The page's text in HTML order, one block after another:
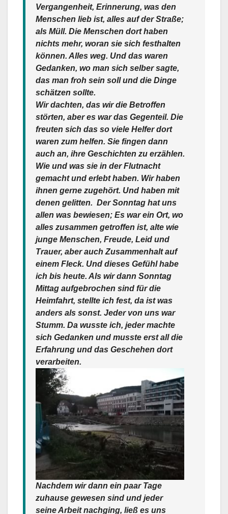
Vergangenheit, Erinnerung, was den
Menschen lieb ist, alles auf der Straße;
als Müll. Die Menschen dort haben
nichts mehr, woran sie sich festhalten
können. Alles weg. Und das waren
Gedanken, wo man sich selber sagte,
das man froh sein soll und die Dinge
schätzen sollte.
Wir dachten, das wir die Betroffen
störten, aber es war das Gegenteil. Die
freuten sich das so viele Helfer dort
waren zum helfen. Sie fingen dann
auch an, ihre Geschichten zu erzählen.
Wie und was sie in der Flutnacht
gemacht und erlebt haben. Wir haben
ihnen gerne zugehört. Und haben mit
denen gelitten. Der Sonntag hat uns
allen was bewiesen; Es war ein Ort, wo
alles zusammen getroffen ist, alte wie
junge Menschen, Freude, Leid und
Trauer, aber auch Zusammenhalt auf
einem Fleck. Und dieses Gefühl habe
ich bis heute. Als wir dann Sonntag
Mittag aufgebrochen sind für die
Heimfahrt, stellte ich fest, da ist was
anders als sonst. Jeder von uns war
Stumm. Da wusste ich, jeder machte
sich Gedanken und musste erst all die
Erfahrung und das Geschehen dort
verarbeiten.
Nachdem wir dann ein paar Tage
zuhause gewesen sind und jeder
seine Arbeit nachging, ließ es uns